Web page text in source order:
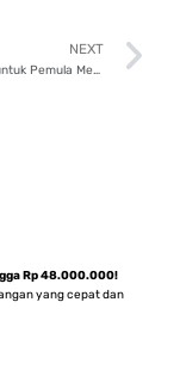
NEXT
6 Tips Sukses untuk Pemula Memulai Bisnis Online
Rp 48.000.000!
yang cepat dan